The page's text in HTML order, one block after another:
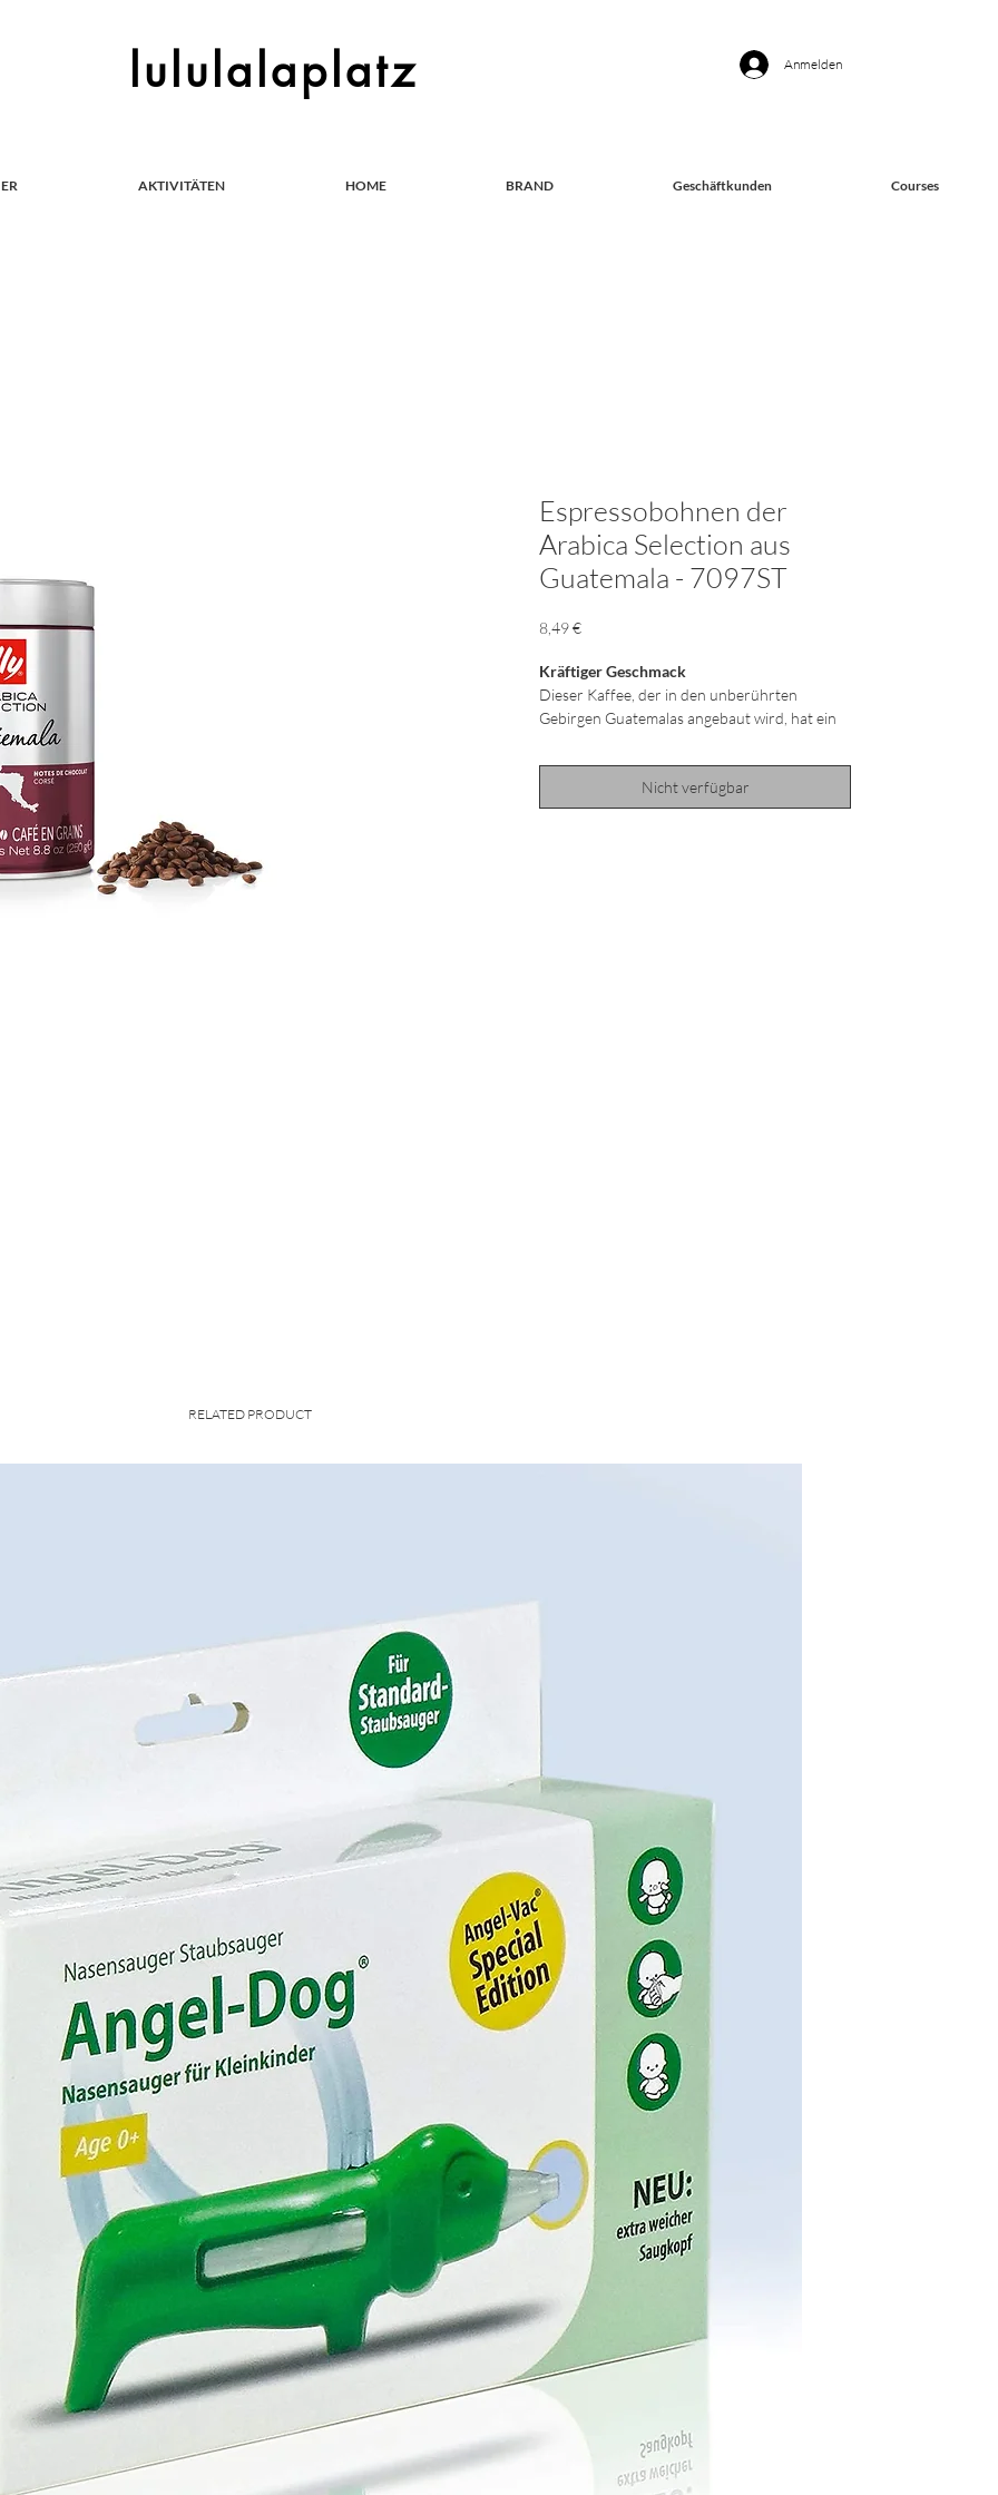
lululalaplatz Anmelden
AKTIVITÄTEN HOME BRAND Geschäftkunden Courses
Espressobohnen der
Arabica Selection aus
Guatemala - 7097ST
8,49 €Preis
Kräftiger Geschmack
Dieser Kaffee, der in den unberührten
Gebirgen Guatemalas angebaut wird, hat ein
Schokolade, Karamell und Honig, das durch
unser spezielles Röstprofil sogar noch
verstärkt wird.
Nicht verfügbar
RELATED PRODUCT